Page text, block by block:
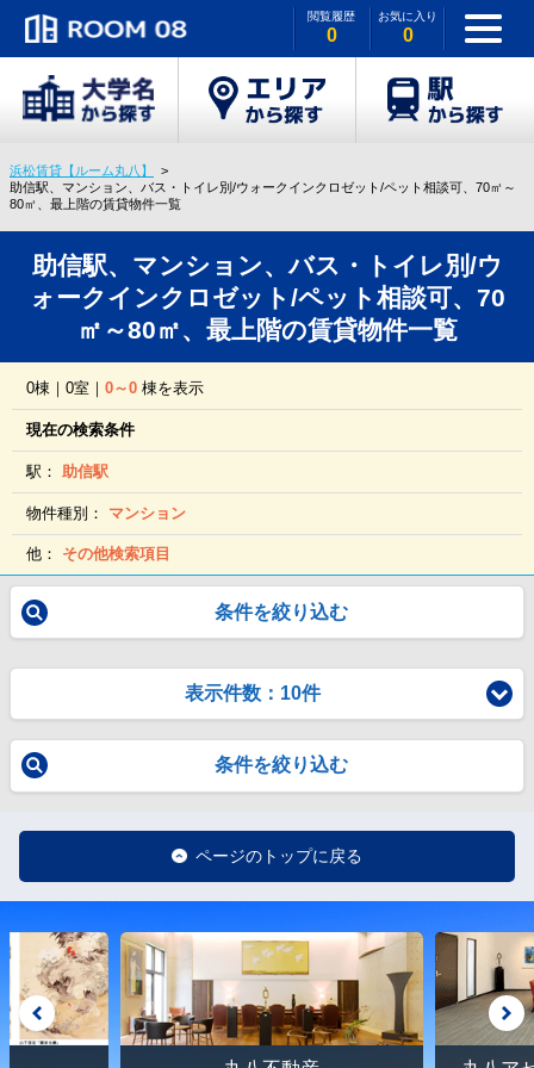
閲覧履歴
0
お気に入り
0
浜松賃貸【ルーム丸八】
助信駅、マンション、バス・トイレ別/ウォークインクロゼット/ペット相談可、70㎡～
80㎡、最上階の賃貸物件一覧
助信駅、マンション、バス・トイレ別/ウ
ォークインクロゼット/ペット相談可、70
㎡～80㎡、最上階の賃貸物件一覧
0棟｜0室｜0～0 棟を表示
現在の検索条件
駅： 助信駅
物件種別： マンション
他： その他検索項目
条件を絞り込む
表示件数：10件
条件を絞り込む
ページのトップに戻る